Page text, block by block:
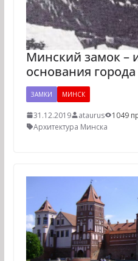
Минский замок –
основания
ЗАМКИ МИНСК
31.12.2019 ataurus
1049
Архитектура Минска